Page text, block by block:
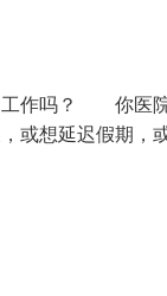
工作吗？ 你医
或想延迟假期，